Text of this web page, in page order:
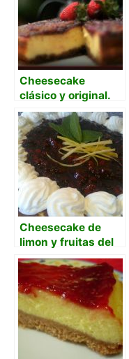
Cheesecake
clásico y original.
Cheesecake de
limon y fruitas del
bosque